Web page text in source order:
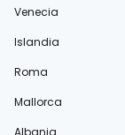
Venecia
Islandia
Roma
Mallorca